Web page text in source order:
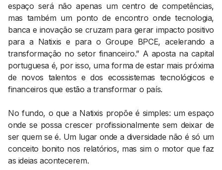
espaço será não apenas um centro de competências,
mas também um ponto de encontro onde tecnologia,
banca e inovação se cruzam para gerar impacto positivo
para a Natixis e para o Groupe BPCE, acelerando a
transformação no setor financeiro.” A aposta na capital
portuguesa é, por isso, uma forma de estar mais próxima
de novos talentos e dos ecossistemas tecnológicos e
financeiros que estão a transformar o país.
No fundo, o que a Natixis propõe é simples: um espaço
onde se possa crescer profissionalmente sem deixar de
ser quem se é. Um lugar onde a diversidade não é só um
conceito bonito nos relatórios, mas sim o motor que faz
as ideias acontecerem.